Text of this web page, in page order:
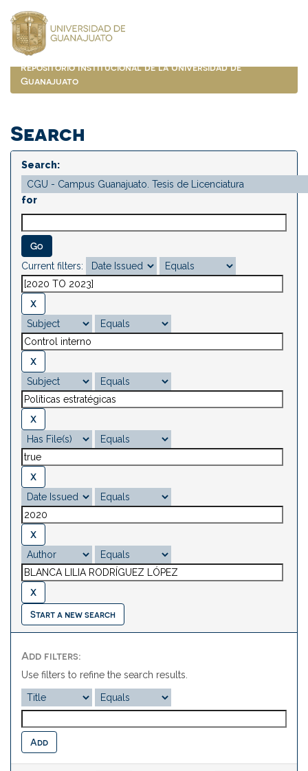
navigation
Repositorio Institucional de la Universidad de
Guanajuato
Search
Search:
for
Current filters:
Start a new search
Add filters:
Use filters to refine the search results.